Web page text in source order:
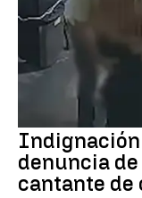
Indignación
denuncia
cantante de